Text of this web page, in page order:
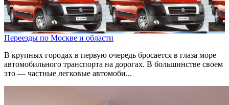
Переезды по Москве и области
В крупных городах в первую очередь бросается в глаза море
автомобильного транспорта на дорогах. В большинстве своем
это — частные легковые автомоби...